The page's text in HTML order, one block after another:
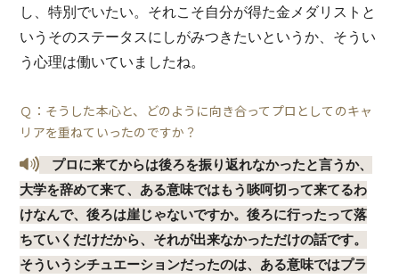
し、特別でいたい。それこそ自分が得た金メダリストと
いうそのステータスにしがみつきたいというか、そうい
う心理は働いていましたね。
Ｑ：そうした本心と、どのように向き合ってプロとしてのキャ
リアを重ねていったのですか？
プロに来てからは後ろを振り返れなかったと言うか、
大学を辞めて来て、ある意味ではもう啖呵切って来てるわ
けなんで、後ろは崖じゃないですか。後ろに行ったって落
ちていくだけだから、それが出来なかっただけの話です。
そういうシチュエーションだったのは、ある意味ではプラ